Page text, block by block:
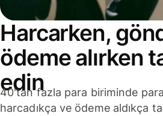
Harcarken,
ödeme alırken
edin
40'tan fazla para biriminde
harcadıkça ve ödeme aldıkça